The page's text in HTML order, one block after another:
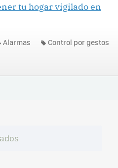
tu hogar vigilado en
Alarmas Control por gestos